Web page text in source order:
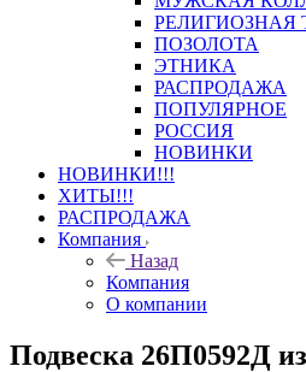
РЕЛИГИОЗНАЯ
ПОЗОЛОТА
ЭТНИКА
РАСПРОДАЖА
ПОПУЛЯРНОЕ
РОССИЯ
НОВИНКИ
НОВИНКИ!!!
ХИТЫ!!!
РАСПРОДАЖА
Компания
Назад
Компания
О компании
Подвеска 26П0592Д